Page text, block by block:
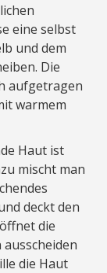
eine selbst
und dem
Die
aufgetragen
warmem
Haut ist
mischt man
deckt den
die
die Haut